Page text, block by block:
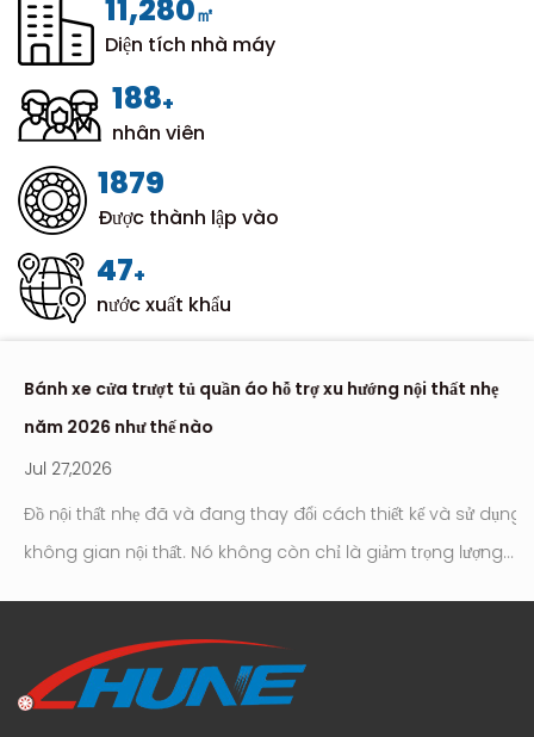
12,000㎡
Diện tích nhà máy
200+
nhân viên
1999
Được thành lập vào
50+
nước xuất khẩu
Bánh xe cửa trượt tủ quần áo hỗ trợ xu hướng nội thất nhẹ
năm 2026 như thế nào
Jul 27,2026
Đồ nội thất nhẹ đã và đang thay đổi cách thiết kế và sử dụng
không gian nội thất. Nó không còn chỉ là giảm trọng lượng
hàng ngày, đặc biệt là về khả năng di chuyển, độ ổn định và
sự thoải mái lâu dài. Trong sự t...